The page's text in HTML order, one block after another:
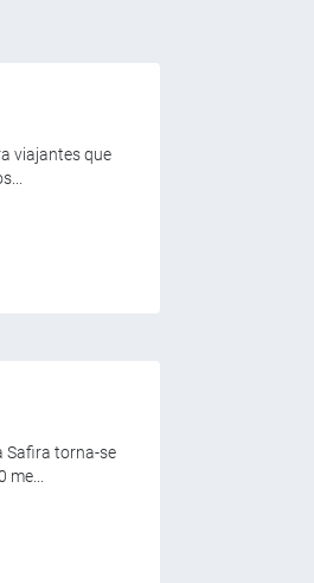
viajantes que
Safira torna-se